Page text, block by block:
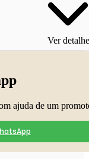
Ver
ajuda de um